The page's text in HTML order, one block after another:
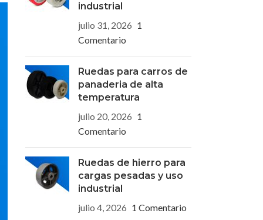
industrial
julio 31, 2026 1
Comentario
Ruedas para carros de
panaderia de alta
temperatura
julio 20, 2026 1
Comentario
Ruedas de hierro para
cargas pesadas y uso
industrial
julio 4, 2026 1 Comentario